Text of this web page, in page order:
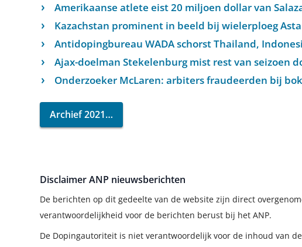
Amerikaanse atlete eist 20 miljoen dollar van
Kazachstan prominent in beeld bij wielerploeg
Antidopingbureau WADA schorst Thailand,
Ajax-doelman Stekelenburg mist rest van seizoen
Onderzoeker McLaren: arbiters fraudeerden bij
Archief 2021
Disclaimer ANP nieuwsberichten
De berichten op dit gedeelte van de website zijn direct
verantwoordelijkheid voor de berichten berust bij het ANP.
De Dopingautoriteit is niet verantwoordelijk voor de inhoud van